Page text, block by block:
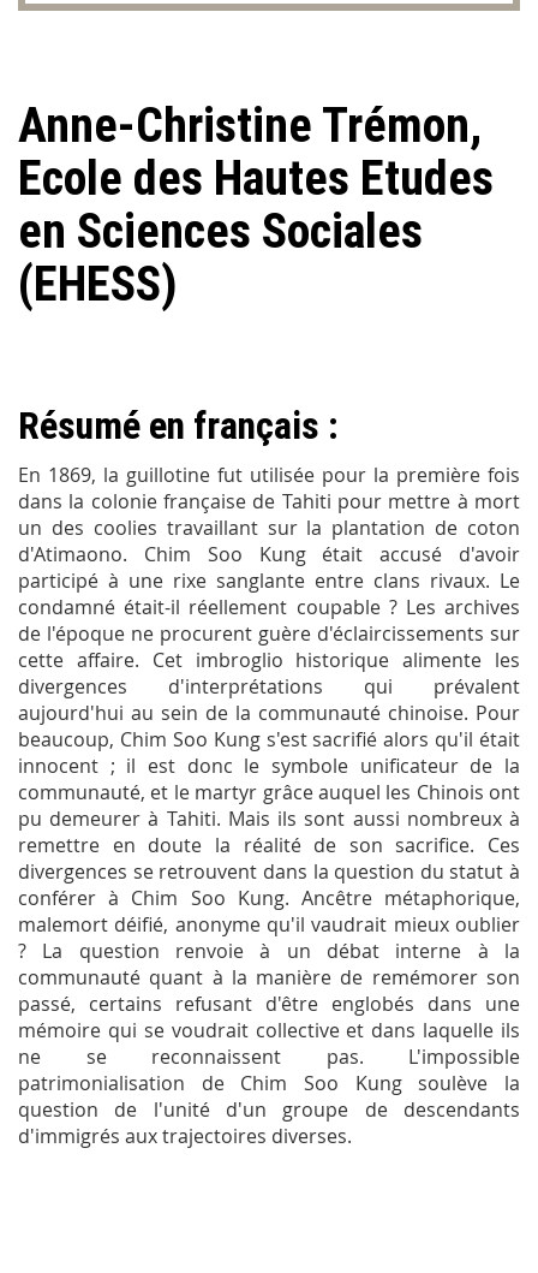
Anne-Christine Trémon,
Ecole des Hautes Etudes
en Sciences Sociales
(EHESS)
Résumé en français :
En 1869, la guillotine fut utilisée pour la première fois
dans la colonie française de Tahiti pour mettre à mort
un des coolies travaillant sur la plantation de coton
d'Atimaono. Chim Soo Kung était accusé d'avoir
participé à une rixe sanglante entre clans rivaux. Le
condamné était-il réellement coupable ? Les archives
de l'époque ne procurent guère d'éclaircissements sur
cette affaire. Cet imbroglio historique alimente les
divergences d'interprétations qui prévalent
aujourd'hui au sein de la communauté chinoise. Pour
beaucoup, Chim Soo Kung s'est sacrifié alors qu'il était
innocent ; il est donc le symbole unificateur de la
communauté, et le martyr grâce auquel les Chinois ont
pu demeurer à Tahiti. Mais ils sont aussi nombreux à
remettre en doute la réalité de son sacrifice. Ces
divergences se retrouvent dans la question du statut à
conférer à Chim Soo Kung. Ancêtre métaphorique,
malemort déifié, anonyme qu'il vaudrait mieux oublier
? La question renvoie à un débat interne à la
communauté quant à la manière de remémorer son
passé, certains refusant d'être englobés dans une
mémoire qui se voudrait collective et dans laquelle ils
ne se reconnaissent pas. L'impossible
patrimonialisation de Chim Soo Kung soulève la
question de l'unité d'un groupe de descendants
d'immigrés aux trajectoires diverses.